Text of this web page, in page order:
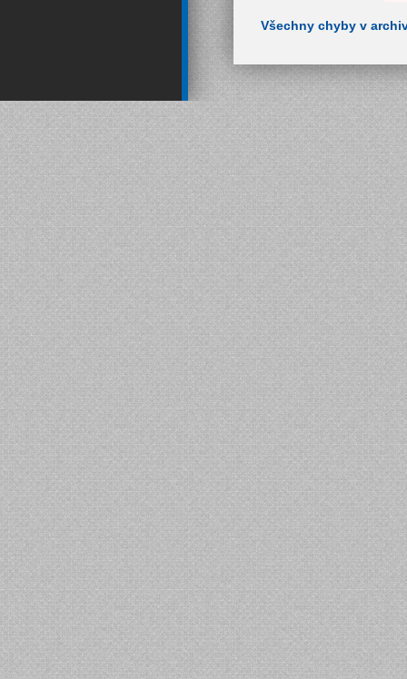
Všechny chyby v